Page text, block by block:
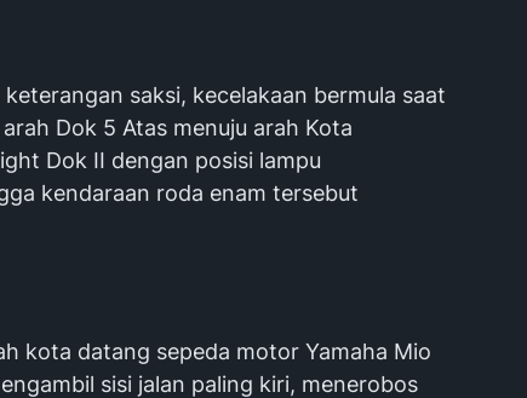
saksi, kecelakaan bermula saat
Dok 5 Atas menuju arah Kota
Dok II dengan posisi lampu
kendaraan roda enam tersebut
kota datang sepeda motor Yamaha Mio
sisi jalan paling kiri, menerobos